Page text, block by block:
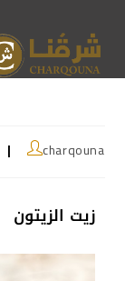
charqouna
زيت الزيتون